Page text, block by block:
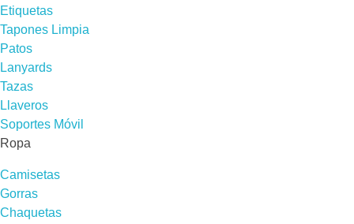
Etiquetas
Tapones Limpia
Patos
Lanyards
Tazas
Llaveros
Soportes Móvil
Ropa
Camisetas
Gorras
Chaquetas